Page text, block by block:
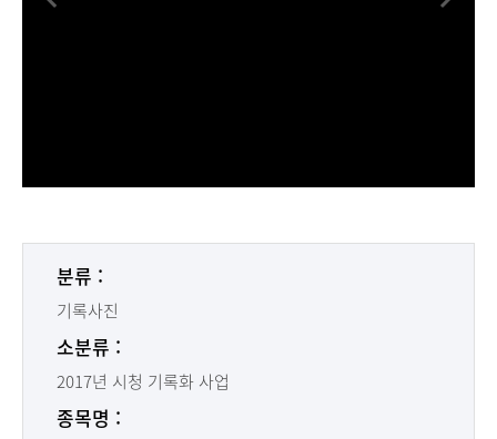
분류 :
기록사진
소분류 :
2017년 시청 기록화 사업
종목명 :